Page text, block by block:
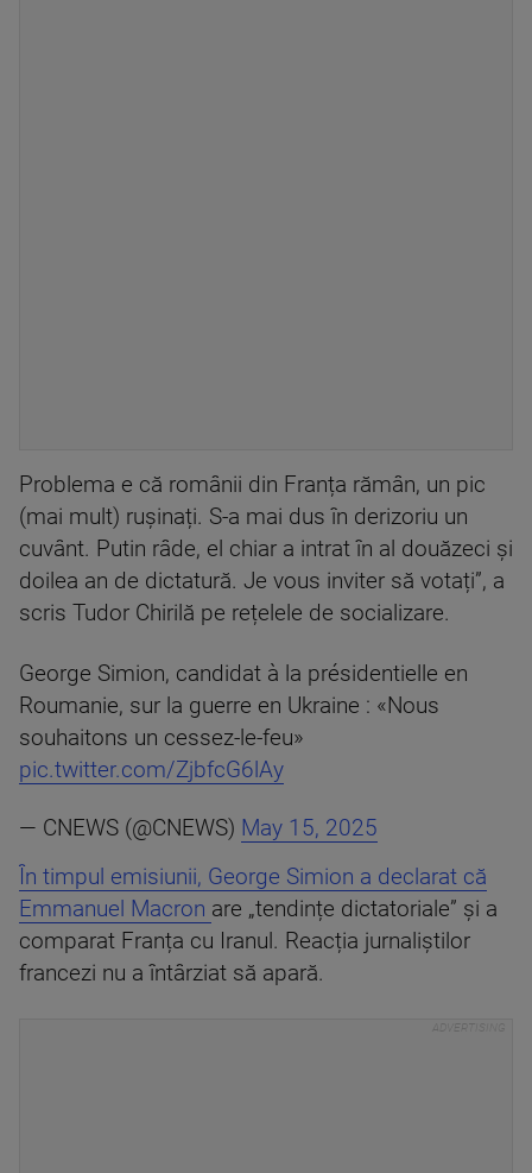
Problema e că românii din Franța rămân, un pic
(mai mult) rușinați. S-a mai dus în derizoriu un
cuvânt. Putin râde, el chiar a intrat în al douăzeci și
doilea an de dictatură. Je vous inviter să votați”, a
scris Tudor Chirilă pe rețelele de socializare.
George Simion, candidat à la présidentielle en
Roumanie, sur la guerre en Ukraine : «Nous
souhaitons un cessez-le-feu»
pic.twitter.com/ZjbfcG6lAy
— CNEWS (@CNEWS) May 15, 2025
În timpul emisiunii, George Simion a declarat că
Emmanuel Macron are „tendințe dictatoriale” și a
comparat Franța cu Iranul. Reacția jurnaliștilor
francezi nu a întârziat să apară.